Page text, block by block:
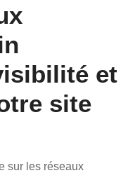
et
site
sur les réseaux